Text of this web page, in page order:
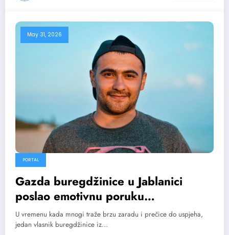
May 31, 2026
PORTAL
Gazda buregdžinice u Jablanici
poslao emotivnu poruku
mušterijama: Pošten komad hljeba
nikad nije bilo lako zaraditi
U vremenu kada mnogi traže brzu zaradu i prečice do uspjeha,
jedan vlasnik buregdžinice iz…